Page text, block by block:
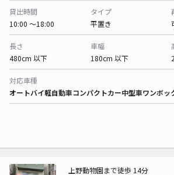
貸出時間
10:00 〜18:00
タイプ
平置き
長さ
480cm 以下
車幅
180cm 以下
対応車種
オートバイ軽自動車コンパクトカー中型車ワンボッ
上野動物園まで徒歩 14分